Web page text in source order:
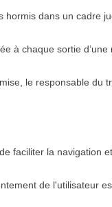
dans un cadre
à chaque sortie
le responsable du
faciliter la navigation
de l'utilisateur